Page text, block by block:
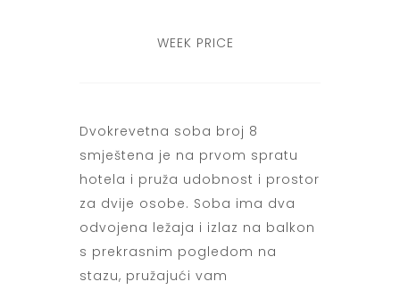
WEEK PRICE
Dvokrevetna soba broj 8
smještena je na prvom spratu
hotela i pruža udobnost i prostor
za dvije osobe. Soba ima dva
odvojena ležaja i izlaz na balkon
s prekrasnim pogledom na
stazu, pružajući vam